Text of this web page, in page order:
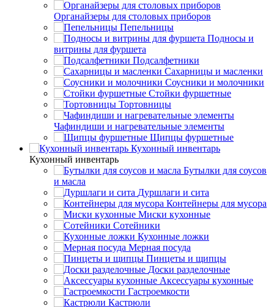
Органайзеры для столовых приборов
Пепельницы
Подносы и
витрины для фуршета
Подсалфетники
Сахарницы и масленки
Соусники и молочники
Стойки фуршетные
Тортовницы
Чафиндиши и нагревательные элементы
Щипцы фуршетные
Кухонный инвентарь
Кухонный инвентарь
Бутылки для соусов
и масла
Дуршлаги и сита
Контейнеры для мусора
Миски кухонные
Сотейники
Кухонные ложки
Мерная посуда
Пинцеты и щипцы
Доски разделочные
Аксессуары кухонные
Гастроемкости
Кастрюли